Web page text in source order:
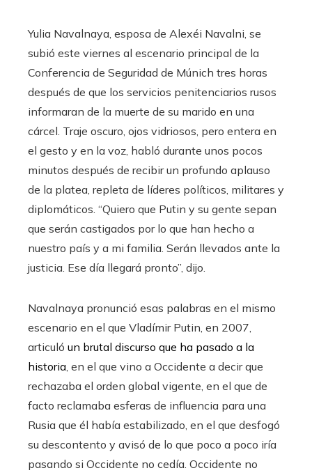
Yulia Navalnaya, esposa de Alexéi Navalni, se
subió este viernes al escenario principal de la
Conferencia de Seguridad de Múnich tres horas
después de que los servicios penitenciarios rusos
informaran de la muerte de su marido en una
cárcel. Traje oscuro, ojos vidriosos, pero entera en
el gesto y en la voz, habló durante unos pocos
minutos después de recibir un profundo aplauso
de la platea, repleta de líderes políticos, militares y
diplomáticos. “Quiero que Putin y su gente sepan
que serán castigados por lo que han hecho a
nuestro país y a mi familia. Serán llevados ante la
justicia. Ese día llegará pronto”, dijo.
Navalnaya pronunció esas palabras en el mismo
escenario en el que Vladímir Putin, en 2007,
articuló un brutal discurso que ha pasado a la
historia , en el que vino a Occidente a decir que
rechazaba el orden global vigente, en el que de
facto reclamaba esferas de influencia para una
Rusia que él había estabilizado, en el que desfogó
su descontento y avisó de lo que poco a poco iría
pasando si Occidente no cedía. Occidente no